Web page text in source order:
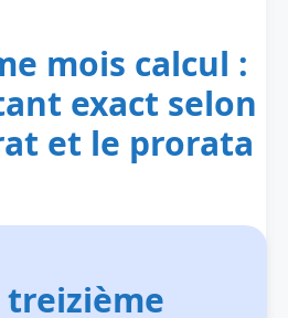
mois calcul :
exact selon
et le prorata
treizième